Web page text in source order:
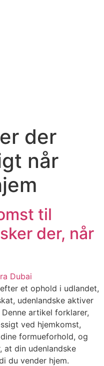
der
når
til
der, når
et ophold i udlandet,
udenlandske aktiver
artikel forklarer,
ved hjemkomst,
formueforhold, og
din udenlandske
du vender hjem.